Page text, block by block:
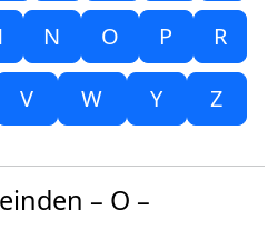
N O P R
V W Y Z
– O –